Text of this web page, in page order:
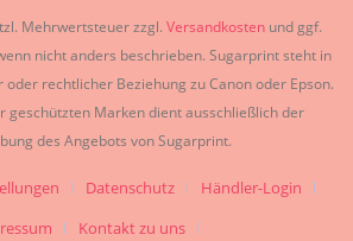
Mehrwertsteuer zzgl. Versandkosten und ggf.
nicht anders beschrieben. Sugarprint steht in
rechtlicher Beziehung zu Canon oder Epson.
geschützten Marken dient ausschließlich der
des Angebots von Sugarprint.
Datenschutz
Händler-Login
Kontakt zu uns